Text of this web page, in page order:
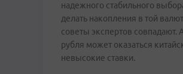
надежного стабильного
делать накопления в той
советы экспертов совпадают.
рубля может оказаться
невысокие ставки.